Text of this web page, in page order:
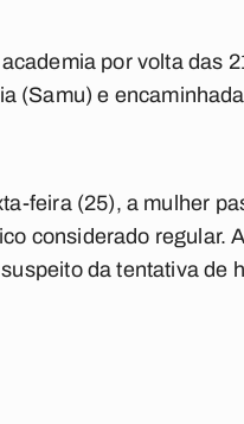
por volta das
(Samu) e
feira (25), a mulher
considerado regular.
da tentativa de